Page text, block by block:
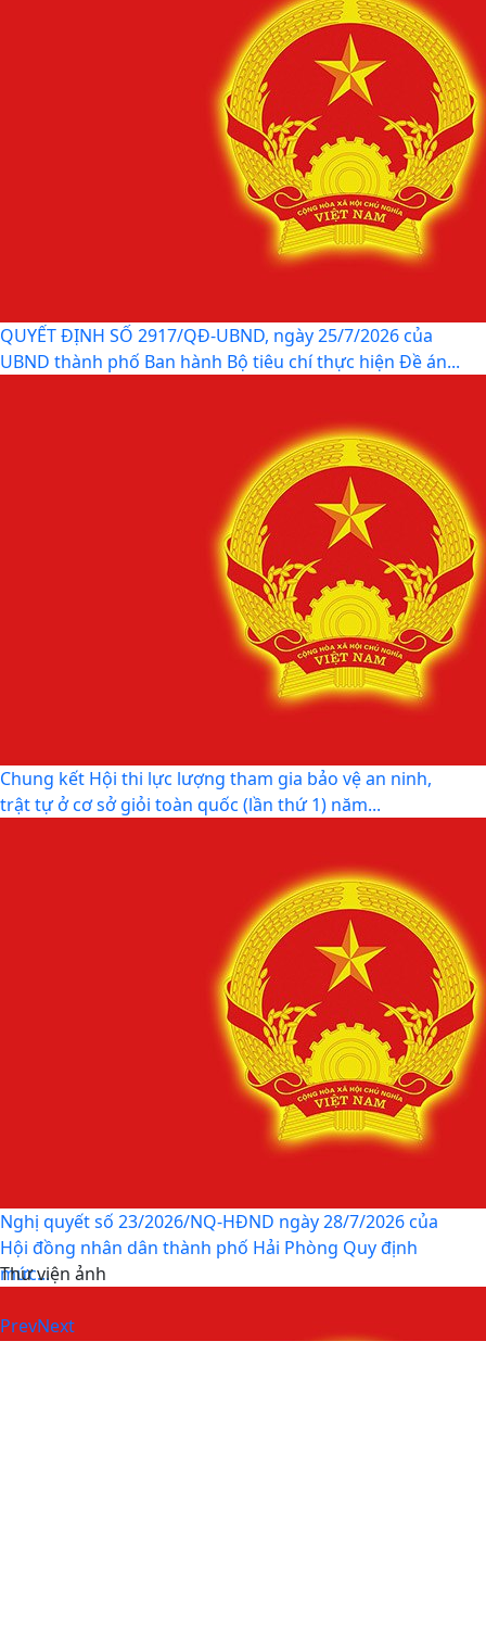
NGHỊ ĐỊNH SỐ 309/2026/NĐ-CP, ngày 05/8/2026 sửa
QUYẾT ĐỊNH SỐ 2917/QĐ-UBND, ngày 25/7/2026 của
Chung kết Hội thi lực lượng tham gia bảo vệ an ninh,
trật tự ở cơ sở giỏi toàn quốc (lần thứ 1) năm...